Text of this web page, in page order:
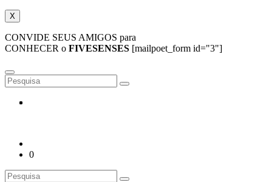
X
CONVIDE SEUS AMIGOS para
CONHECER o FIVESENSES [mailpoet_form id="3"]
0